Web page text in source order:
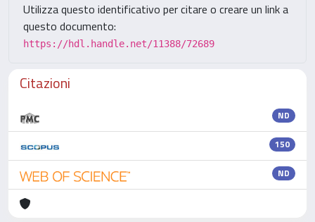
Utilizza questo identificativo per citare o creare un link a
questo documento:
https://hdl.handle.net/11388/72689
Citazioni
ND
150
ND